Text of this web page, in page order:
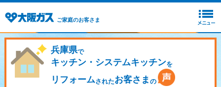
ご家庭のお客さま
兵庫県で
キッチン・システムキッチンを
リフォームされたお客さま の